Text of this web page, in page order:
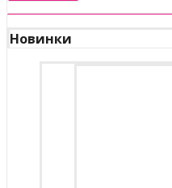
Новинки